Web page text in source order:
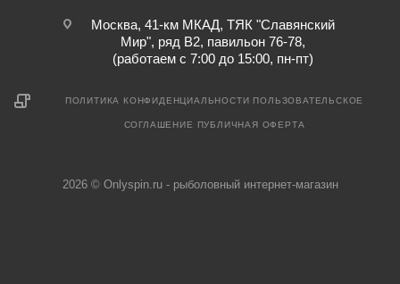
Москва, 41-км МКАД, ТЯК "Славянский
Мир", ряд В2, павильон 76-78,
(работаем с 7:00 до 15:00, пн-пт)
ПОЛИТИКА КОНФИДЕНЦИАЛЬНОСТИ ПОЛЬЗОВАТЕЛЬСКОЕ
СОГЛАШЕНИЕ ПУБЛИЧНАЯ ОФЕРТА
2026 © Onlyspin.ru - рыболовный интернет-магазин